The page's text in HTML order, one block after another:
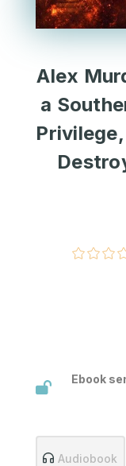
Alex
a
Ebook
Audiobook